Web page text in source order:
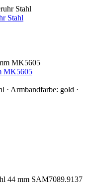
Stahl
MK5605
· Armbandfarbe: gold ·